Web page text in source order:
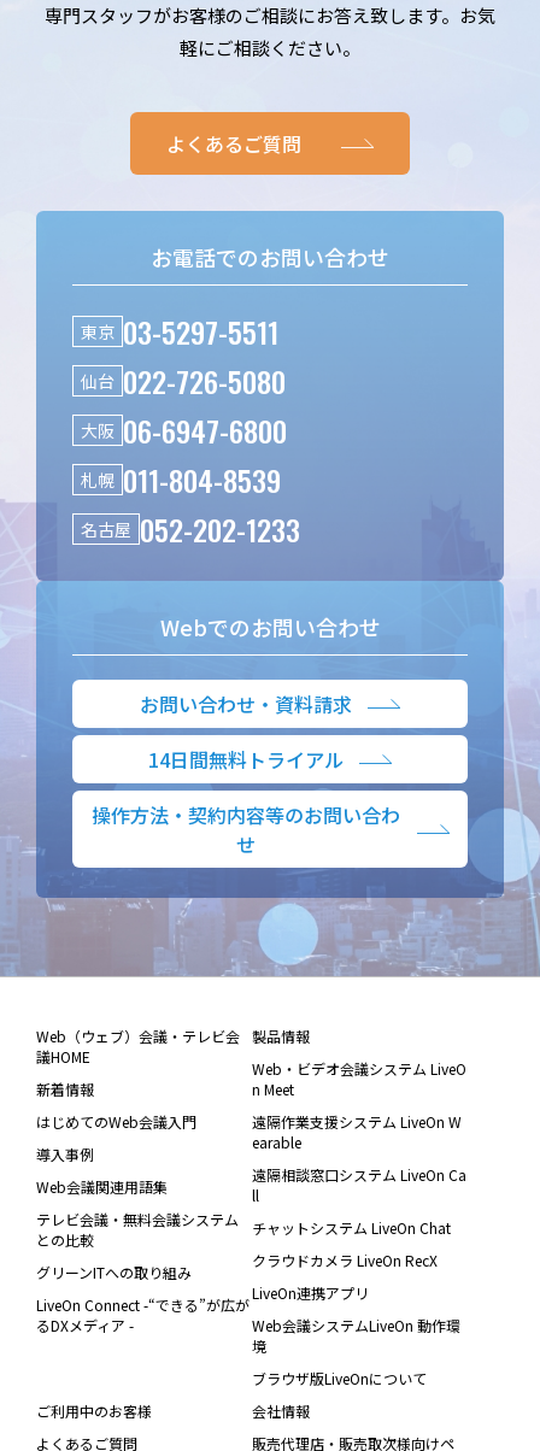
専門スタッフがお客様のご相談にお答え致します。お気
軽にご相談ください。
よくあるご質問
お電話でのお問い合わせ
東京 03-5297-5511
仙台 022-726-5080
大阪 06-6947-6800
札幌 011-804-8539
名古屋 052-202-1233
Webでのお問い合わせ
お問い合わせ・資料請求
14日間無料トライアル
操作方法・契約内容等のお問い合わ
せ
Web（ウェブ）会議・テレビ会
議HOME
新着情報
はじめてのWeb会議入門
導入事例
Web会議関連用語集
テレビ会議・無料会議システム
との比較
グリーンITへの取り組み
LiveOn Connect -“できる”が広が
るDXメディア -
製品情報
Web・ビデオ会議システム LiveO
n Meet
遠隔作業支援システム LiveOn W
earable
遠隔相談窓口システム LiveOn Ca
ll
チャットシステム LiveOn Chat
クラウドカメラ LiveOn RecX
LiveOn連携アプリ
Web会議システムLiveOn 動作環
境
ブラウザ版LiveOnについて
ご利用中のお客様
よくあるご質問
会社情報
販売代理店・販売取次様向けペ